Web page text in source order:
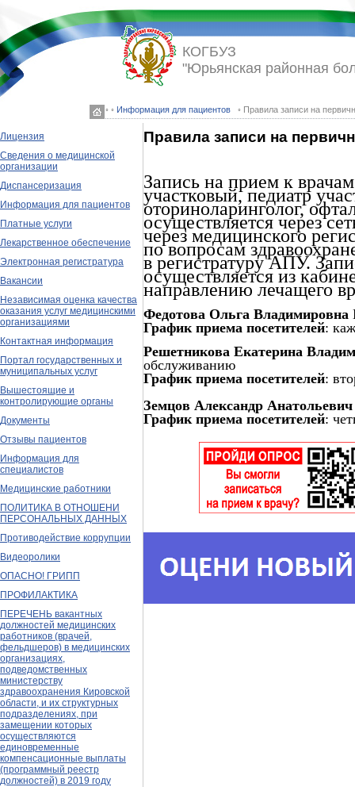
◦ ◦ Информация для пациентов ◦ Правила записи на
КОГБУЗ
"Юрьянская районная
Лицензия
Сведения о медицинской
организации
Диспансеризация
Информация для пациентов
Платные услуги
Лекарственное обеспечение
Электронная регистратура
Вакансии
Независимая оценка качества
оказания услуг медицинскими
организациями
Контактная информация
Портал государственных и
муниципальных услуг
Вышестоящие и
контролирующие органы
Документы
Отзывы пациентов
Информация для
специалистов
Медицинские работники
ПОЛИТИКА В ОТНОШЕНИ
ПЕРСОНАЛЬНЫХ ДАННЫХ
Противодействие коррупции
Видеоролики
ОПАСНО! ГРИПП
ПРОФИЛАКТИКА
ПЕРЕЧЕНЬ вакантных
должностей медицинских
работников (врачей,
фельдшеров) в медицинских
организациях,
подведомственных
министерству
здравоохранения Кировской
области, и их структурных
подразделениях, при
замещении которых
осуществляются
единовременные
компенсационные выплаты
(программный реестр
должностей) в 2019 году
Правила записи на
Запись на прием к
участковый, педиатр
оториноларинголог,
осуществляется через
через медицинского
по вопросам
в регистратуру АПУ.
осуществляется из
направлению лечащего
Федотова Ольга Владимировна
График приема посетителей:
Решетникова Екатерина
обслуживанию
График приема посетителей:
Земцов Александр Анатольевич
График приема посетителей: